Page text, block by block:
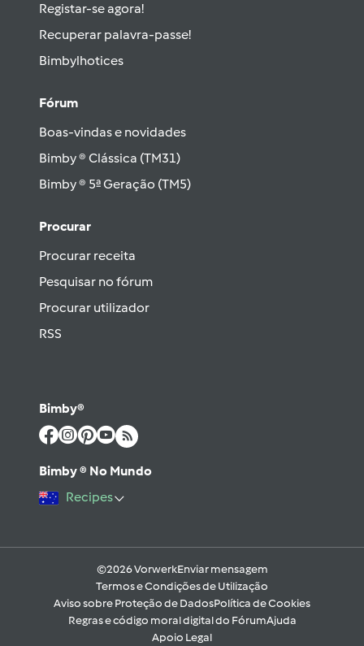
Registar-se agora!
Recuperar palavra-passe!
Bimbylhotices
Fórum
Boas-vindas e novidades
Bimby ® Clássica (TM31)
Bimby ® 5ª Geração (TM5)
Procurar
Procurar receita
Pesquisar no fórum
Procurar utilizador
RSS
Bimby®
Bimby ® No Mundo
Recipes
©2026 VorwerkEnviar mensagem
Termos e Condições de Utilização
Aviso sobre Proteção de DadosPolítica de Cookies
Regras e código moral digital do FórumAjuda
Apoio Legal